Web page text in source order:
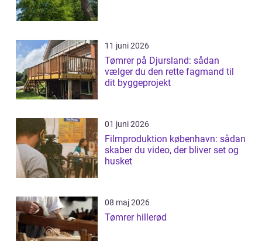
11 juni 2026
Tømrer på Djursland: sådan
vælger du den rette fagmand til
dit byggeprojekt
01 juni 2026
Filmproduktion københavn: sådan
skaber du video, der bliver set og
husket
08 maj 2026
Tømrer hillerød